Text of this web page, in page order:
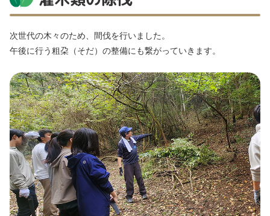
次世代の木々のため、間伐を行いました。
午後に行う粗朶（そだ）の整備にも繋がっていきます。